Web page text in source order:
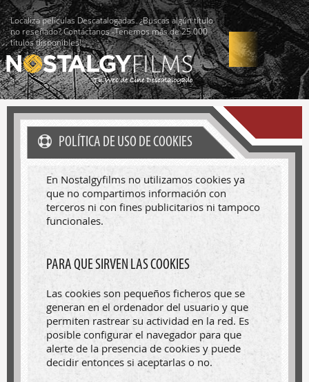
Localiza películas Descatalogadas. ¿Buscas algún título
no reseñado? Contáctanos -Tenemos más de 25.000
títulos disponibles!
POLÍTICA DE USO DE COOKIES
En Nostalgyfilms no utilizamos cookies ya
que no compartimos información con
terceros ni con fines publicitarios ni tampoco
funcionales.
PARA QUE SIRVEN LAS COOKIES
Las cookies son pequeños ficheros que se
generan en el ordenador del usuario y que
permiten rastrear su actividad en la red. Es
posible configurar el navegador para que
alerte de la presencia de cookies y puede
decidir entonces si aceptarlas o no.